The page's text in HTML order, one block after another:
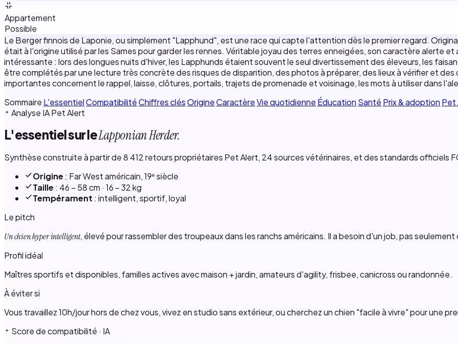
Appartement
Possible
Le Berger finnois de Laponie, ou simplement "Lapphund", est une race qui capte l'attention dès le premier regard.
était à l'origine utilisé par les Sames pour garder les rennes. Véritable joyau des terres enneigées, son caractère alerte
intéressante : lors des longues nuits d'hiver, les Lapphunds étaient souvent le seul divertissement des éleveurs, les
être complétés par une lecture très concrète des risques de disparition, des photos à préparer, des lieux à vérifier et
importantes concernent le rappel, laisse, clôtures, portails, trajets de promenade et voisinage, les mots à utiliser dans
Sommaire L'essentielCompatibilitéChiffres clésOrigineCaractèreVie quotidienne Éducation Santé Prix & adoption Pet
Analyse IA Pet Alert
L'essentiel sur leLapponian Herder.
Synthèse construite à partir de 8 412 retours propriétaires Pet Alert, 24 sources vétérinaires, et des standards officiels
Origine : Far West américain, 19ᵉ siècle
Taille : 46 – 58 cm · 16 – 32 kg
Tempérament : intelligent, sportif, loyal
Le pitch
Un chien hyper intelligent, élevé pour rassembler des troupeaux dans les ranchs américains. Il a besoin d'un job, pas
Profil idéal
Maîtres sportifs et disponibles, familles actives avec maison + jardin, amateurs d'agility, frisbee, canicross ou randonnée.
À éviter si
Vous travaillez 10h/jour hors de chez vous, vivez en studio sans extérieur, ou cherchez un chien "facile à vivre" pour une
Score de compatibilité · IA